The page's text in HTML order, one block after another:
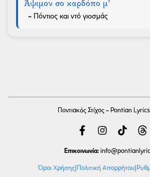
Άψιμον σο καρδόπο μ’
- Πόντιος και ντό γιοσμάς
Ποντιακός Στίχος - Pontian
Επικοινωνία: info
Όροι Χρήσης| Πολιτική Απορρήτου|